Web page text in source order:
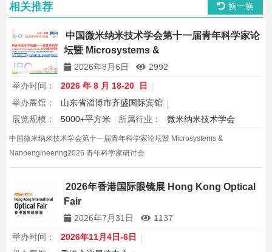
相关推荐 换一换
中国微米纳米技术学会第十一届青年科学家论
坛暨 Microsystems &
Nanoengineering2026 青年科学家研讨会
2026年8月6日
2992
举办时间：
2026 年 8 月 18-20 日
举办展馆：
山东省淄博市齐盛国际宾馆
展览规模：
5000+平方米 所属行业： 微米纳米技术学会
中国微米纳米技术学会第十一届青年科学家论坛暨 Microsystems &
Nanoengineering2026 青年科学家研讨会
2026年香港国际眼镜展 Hong Kong Optical
Fair
2026年7月31日
1137
举办时间：
2026年11月4日-6日